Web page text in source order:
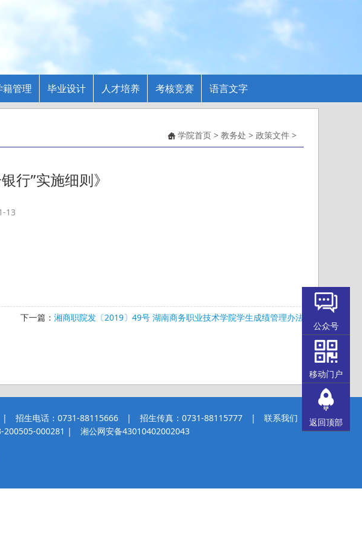
籍管理 毕业设计 人才培养 考核竞赛 语言文字
学院首页 > 教务处 > 政策文件 >
行”实施细则》
13
下一篇： 湘商职院发〔2019〕49号 湖南商务职业技术学院学生成绩管理办法
| 招生电话：0731-88115666 | 招生传真：0731-88115777 | 联系我们
200505-000281 | 湘公网安备43010402002043
公众号
移动门户
返回顶部